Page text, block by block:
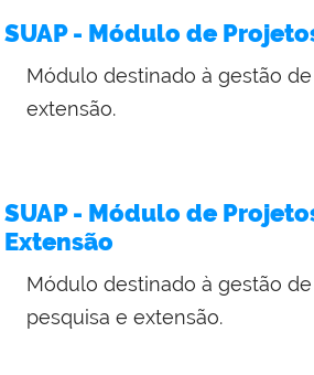
SUAP - Módulo de
Módulo destinado à gestão
extensão.
SUAP - Módulo de
Extensão
Módulo destinado à gestão
pesquisa e extensão.